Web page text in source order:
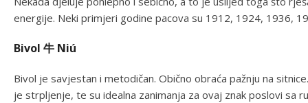
energije. Neki primjeri godine pacova su 1912, 1924, 1936,
Bivol 牛 Niú
Bivol je savjestan i metodičan. Obično obraća pažnju na
je strpljenje, te su idealna zanimanja za ovaj znak poslovi sa